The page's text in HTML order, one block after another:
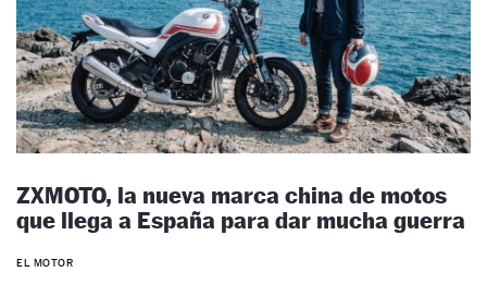
ZXMOTO, la nueva marca china de motos
que llega a España para dar mucha guerra
EL MOTOR